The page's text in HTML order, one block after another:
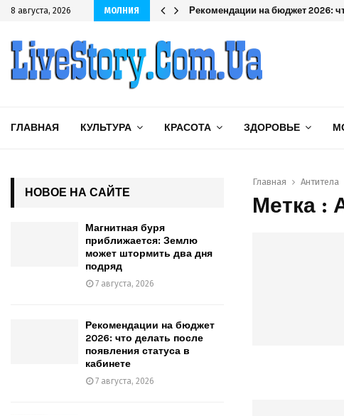
8 августа, 2026 МОЛНИЯ Рекомендации на бюджет 2026:
ГЛАВНАЯ КУЛЬТУРА КРАСОТА ЗДОРОВЬЕ
Главная Антитела
Метка :
НОВОЕ НА САЙТЕ
Магнитная буря
приближается: Землю
может штормить два дня
подряд
7 августа, 2026
Рекомендации на бюджет
2026: что делать после
появления статуса в
кабинете
7 августа, 2026